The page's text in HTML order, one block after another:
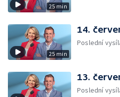
25 min
25 min
14.
Poslední
13.
Poslední